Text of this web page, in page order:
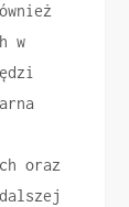
w
oraz